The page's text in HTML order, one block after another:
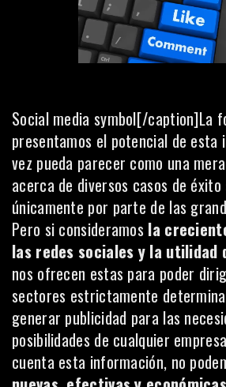
Social media symbol[/caption]La
presentamos el potencial de
vez pueda parecer como una
acerca de diversos casos de
únicamente por parte de las
Pero si consideramos la
las redes sociales y la utilidad
nos ofrecen estas para poder
sectores estrictamente
generar publicidad para las
posibilidades de cualquier
cuenta esta información, no